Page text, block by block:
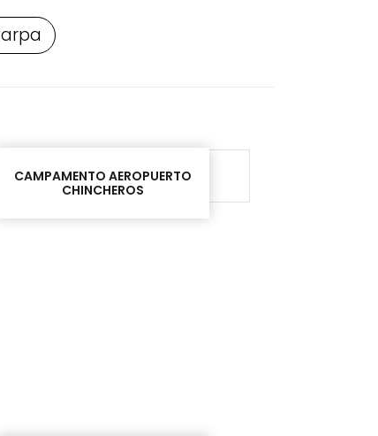
CAMPAMENTO AEROPUERTO
CHINCHEROS